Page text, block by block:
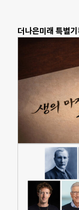
더나은미래 특별기